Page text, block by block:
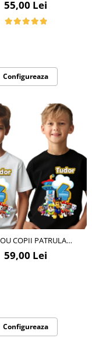
MESAJ AMUZANT
55,00 Lei
Configureaza
COPII PATRULA
PAW PATROL CU
| CADOU
59,00 Lei
Configureaza